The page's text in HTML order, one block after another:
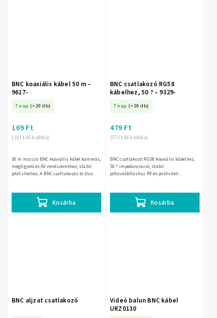
BNC koaxiális kábel 50 m –
9617-
7 nap (>20 db)
133 Ft ÁFA nélkül
169 Ft
Kosárba
50 m hosszú BNC koaxiális kábel kamerás,
megfigyelő és AV rendszerekhez, stabil
jelátvitelhez. A BNC csatlakozás biztos
BNC csatlakozó RG58
kábelhez, 50 ? – 9329-
7 nap (>20 db)
377 Ft ÁFA nélkül
479 Ft
Kosárba
BNC csatlakozó RG58 koaxiális kábelhez,
50 ? impedanciával, stabil
jeltovábbításhoz RF és jelátviteli
BNC aljzat csatlakozó
Videó balun BNC kábel
URZ0130